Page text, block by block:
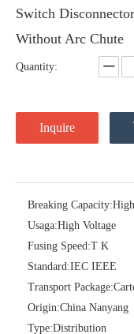
Switch
Without Arc Chute
Quantity:
Inquire
Breaking Capacity:High
Usaga:High Voltage
Fusing Speed:T K
Standard:IEC IEEE
Transport Package:
Origin:China Nanyang
Type:Distribution